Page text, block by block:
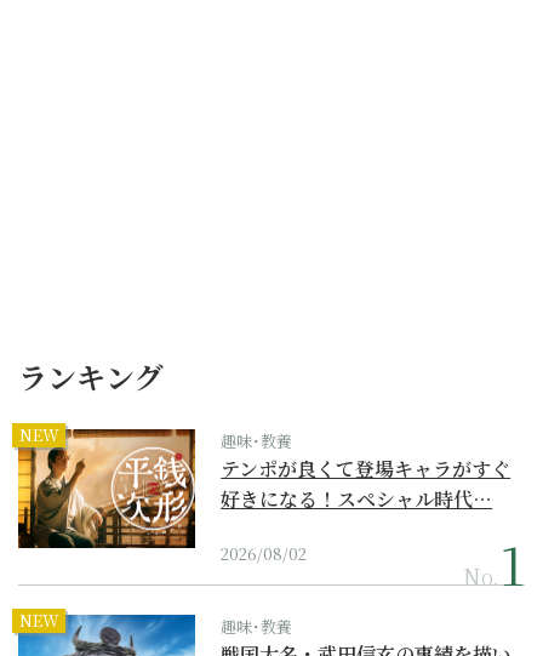
ランキング
NEW 趣味･教養
テンポが良くて登場キャラがすぐ
好きになる！スペシャル時代…
2026/08/02
No.
NEW 趣味･教養